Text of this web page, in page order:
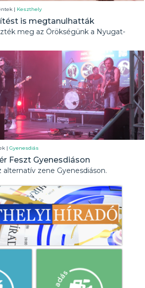
| Keszthely
is megtanulhatták
meg az Örökségünk a Nyugat-
|Gyenesdiás
Feszt Gyenesdiáson
alternatív zene Gyenesdiáson.